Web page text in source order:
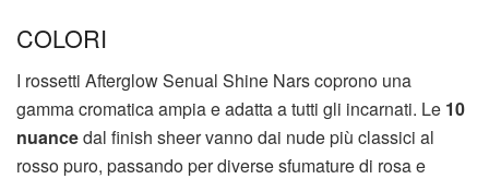
COLORI
I rossetti Afterglow Senual Shine Nars coprono una
gamma cromatica ampia e adatta a tutti gli incarnati. Le 10
nuancedal finish sheer vanno dai nude più classici al
rosso puro, passando per diverse sfumature di rosa e